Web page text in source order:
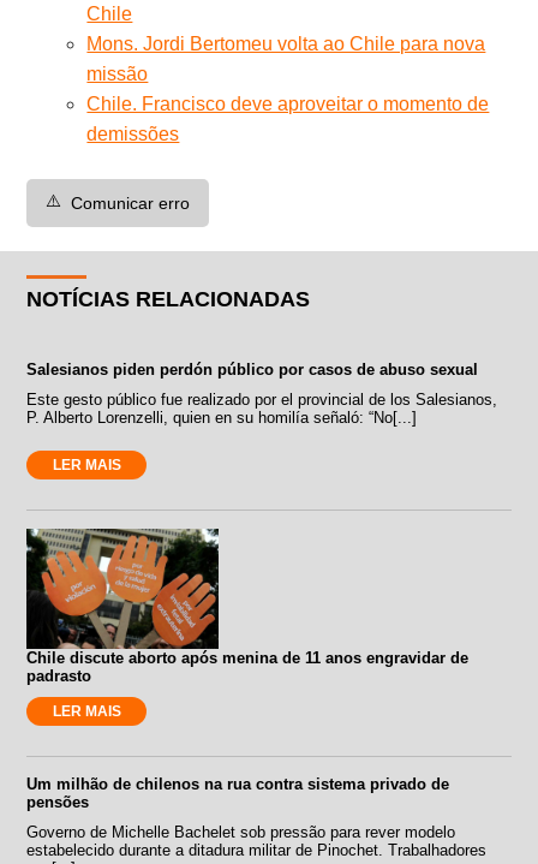
Chile
Mons. Jordi Bertomeu volta ao Chile para nova
missão
Chile. Francisco deve aproveitar o momento de
demissões
⚠️ Comunicar erro
NOTÍCIAS RELACIONADAS
Salesianos piden perdón público por casos de abuso sexual
Este gesto público fue realizado por el provincial de los Salesianos,
P. Alberto Lorenzelli, quien en su homilía señaló: “No[...]
LER MAIS
Chile discute aborto após menina de 11 anos engravidar de
padrasto
LER MAIS
Um milhão de chilenos na rua contra sistema privado de
pensões
Governo de Michelle Bachelet sob pressão para rever modelo
estabelecido durante a ditadura militar de Pinochet. Trabalhadores